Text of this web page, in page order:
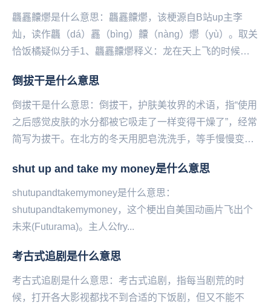
龘靐齉爩是什么意思：龘靐齉爩，该梗源自B站up主李
灿，读作龘（dá）靐（bìng）齉（nà‌‌‌‌‌‌‌‌ng）爩（yù）。取关
恰饭橘疑似分手1、龘靐齉爩释义：龙在天上飞的时候，
倒拔干是什么意思
倒拔干是什么意思：倒拔干，护肤美妆界的术语，指“使用
之后感觉皮肤的水分都被它吸走了一样变得干燥了”，经常
简写为拔干。在北方的冬天用肥皂洗洗手，等手慢慢变干
shut up and take my money是什么意思
shutupandtakemymoney是什么意思：
shutupandtakemymoney，这个‌‌‌‌‌‌‌‌‌梗出自美国动画片飞出个
未来(Futurama)。主人公fry...
考古式追剧是什么意思
考古式追剧是什么意思：考古式追剧，指每当剧荒的时
候，打开各大影视都找不到合适的下饭剧，但又不能不